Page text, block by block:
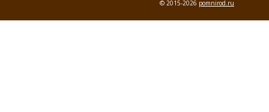
© 2015-2026 pomnirod.ru